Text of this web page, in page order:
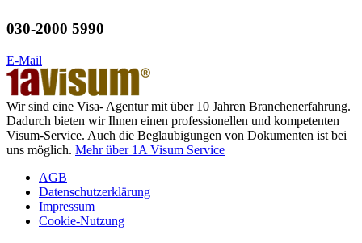
030-2000 5990
E-Mail
Wir sind eine Visa- Agentur mit über 10 Jahren Branchenerfahrung.
Dadurch bieten wir Ihnen einen professionellen und kompetenten
Visum-Service. Auch die Beglaubigungen von Dokumenten ist bei
uns möglich. Mehr über 1A Visum Service
AGB
Datenschutzerklärung
Impressum
Cookie-Nutzung